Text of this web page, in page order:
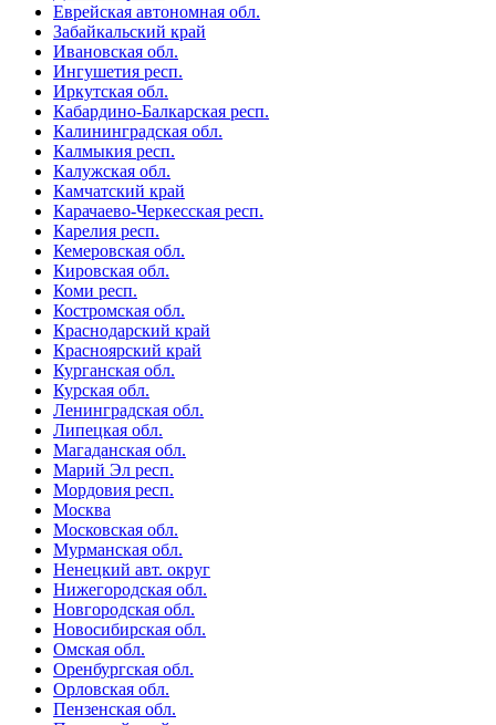
Еврейская автономная обл.
Забайкальский край
Ивановская обл.
Ингушетия респ.
Иркутская обл.
Кабардино-Балкарская респ.
Калининградская обл.
Калмыкия респ.
Калужская обл.
Камчатский край
Карачаево-Черкесская респ.
Карелия респ.
Кемеровская обл.
Кировская обл.
Коми респ.
Костромская обл.
Краснодарский край
Красноярский край
Курганская обл.
Курская обл.
Ленинградская обл.
Липецкая обл.
Магаданская обл.
Марий Эл респ.
Мордовия респ.
Москва
Московская обл.
Мурманская обл.
Ненецкий авт. округ
Нижегородская обл.
Новгородская обл.
Новосибирская обл.
Омская обл.
Оренбургская обл.
Орловская обл.
Пензенская обл.